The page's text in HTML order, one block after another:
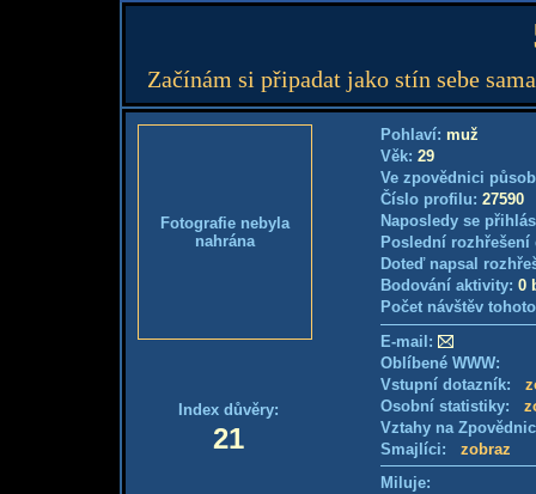
Začínám si připadat jako stín sebe
Fotografie nebyla
nahrána
Index důvěry:
21
Pohlaví: muž
Věk: 29
Ve zpovědnici
Číslo profilu: 27590
Naposledy se
Poslední
Doteď napsal
Bodování aktivity: 0
Počet návštěv
E-mail:
Oblíbené WWW:
Vstupní dotazník:
Osobní statistiky:
Vztahy na
Smajlíci: zobraz
Miluje: